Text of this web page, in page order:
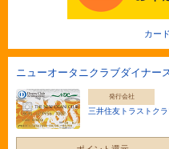
カー
ニューオータニクラブダイナー
発行会社
三井住友トラストク